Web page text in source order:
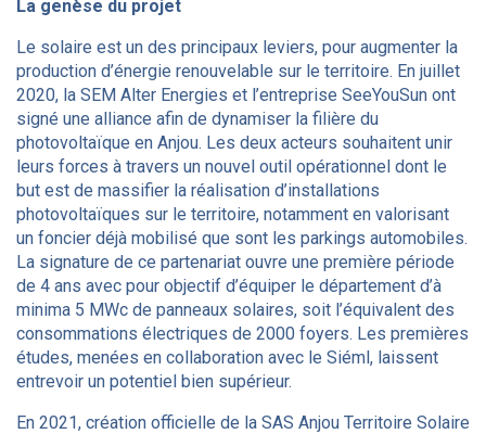
La genèse du projet
Le solaire est un des principaux leviers, pour augmenter la
production d’énergie renouvelable sur le territoire. En juillet
2020, la SEM Alter Energies et l’entreprise SeeYouSun ont
signé une alliance afin de dynamiser la filière du
photovoltaïque en Anjou. Les deux acteurs souhaitent unir
leurs forces à travers un nouvel outil opérationnel dont le
but est de massifier la réalisation d’installations
photovoltaïques sur le territoire, notamment en valorisant
un foncier déjà mobilisé que sont les parkings automobiles.
La signature de ce partenariat ouvre une première période
de 4 ans avec pour objectif d’équiper le département d’à
minima 5 MWc de panneaux solaires, soit l’équivalent des
consommations électriques de 2000 foyers. Les premières
études, menées en collaboration avec le Siéml, laissent
entrevoir un potentiel bien supérieur.
En 2021, création officielle de la SAS Anjou Territoire Solaire